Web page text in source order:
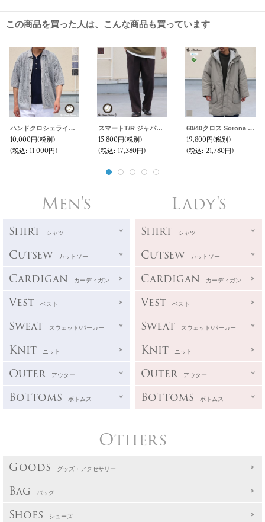
この商品を買った人は、こんな商品も買っています
ハンドクロシェライク ラッセルレース ポロ ハーフスリーブ カーディガン 【MADE IN JAPAN】『日本製』【送料無料】/ Upscape Audience
10,000円(税別)
(税込: 11,000円)
スマートT/R ジャパニーズ トラディショナルパターン 2タック ワイド イージーパンツ【MADE IN JAPAN】『日本製』【送料無料】/ Upscape Audience
15,800円(税別)
(税込: 17,380円)
60/40クロス Sorona Dupont（ソロナ/デュポン社製） 中綿 M90 モッズコート【送料無料】 / Audience
19,800円(税別)
(税込: 21,780円)
Men's
Shirt シャツ
Cutsew カットソー
Cardigan カーディガン
Vest ベスト
Sweat スウェット/パーカー
Knit ニット
Outer アウター
Bottoms ボトムス
Lady's
Shirt シャツ
Cutsew カットソー
Cardigan カーディガン
Vest ベスト
Sweat スウェット/パーカー
Knit ニット
Outer アウター
Bottoms ボトムス
Others
Goods グッズ・アクセサリー
Bag バッグ
Shoes シューズ